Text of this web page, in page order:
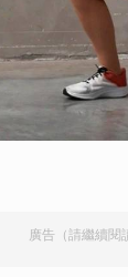
廣告（請繼續閱